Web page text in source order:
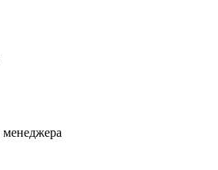
менеджера